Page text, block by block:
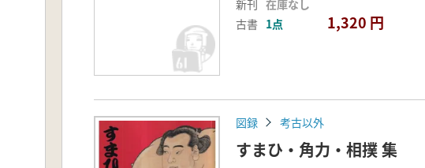
新刊 在庫なし
古書 1点 1,320 円
図録 考古以外
すまひ・角力・相撲 集